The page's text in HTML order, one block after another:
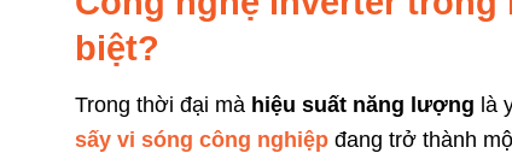
biệt?
Trong thời đại mà hiệu suất năng lượng là
sấy vi sóng công nghiệp đang trở thành